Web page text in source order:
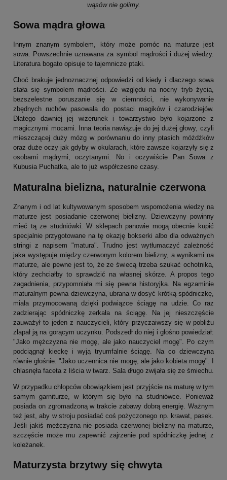
wąsów nie golimy.
Sowa mądra głowa
Innym znanym symbolem, który może pomóc na maturze jest
sowa. Powszechnie uznawana za symbol mądrości i dużej wiedzy.
Literatura bogato opisuje te tajemnicze ptaki.
Choć brakuje jednoznacznej odpowiedzi od kiedy i dlaczego sowa
stała się symbolem mądrości. Ze względu na nocny tryb życia,
bezszelestne poruszanie się w ciemności, nie wykonywanie
zbędnych ruchów pasowała do postaci magików i czarodziejów.
Dlatego dawniej jej wizerunek i towarzystwo było kojarzone z
magicznymi mocami. Inna teoria nawiązuje do jej dużej głowy, czyli
mieszczącej duży mózg w porównaniu do inny ptasich móżdżków
oraz duże oczy jak gdyby w okularach, które zawsze kojarzyły się z
osobami mądrymi, oczytanymi. No i oczywiście Pan Sowa z
Kubusia Puchatka, ale to już współczesne czasy.
Maturalna bielizna, naturalnie czerwona
Znanym i od lat kultywowanym sposobem wspomożenia wiedzy na
maturze jest posiadanie czerwonej bielizny. Dziewczyny powinny
mieć tą ze studniówki. W sklepach panowie mogą obecnie kupić
specjalnie przygotowane na tę okazję bokserki albo dla odważnych
stringi z napisem "matura". Trudno jest wytłumaczyć zależność
jaka występuje między czerwonym kolorem bielizny, a wynikami na
maturze, ale pewne jest to, że ze świecą trzeba szukać ochotnika,
który zechciałby to sprawdzić na własnej skórze. A propos tego
zagadnienia, przypomniała mi się pewna historyjka. Na egzaminie
maturalnym pewna dziewczyna, ubrana w dosyć krótką spódniczkę,
miała przymocowaną dzięki podwiązce ściągę na udzie. Co raz
zadzierając spódniczkę zerkała na ściągę. Na jej nieszczęście
zauważył to jeden z nauczycieli, który przyczaiwszy się w pobliżu
złapał ją na gorącym uczynku. Podszedł do niej i głośno powiedział:
"Jako mężczyzna nie mogę, ale jako nauczyciel mogę". Po czym
podciągnął kieckę i wyją tryumfalnie ściągę. Na co dziewczyna
równie głośnie: "Jako uczennica nie mogę, ale jako kobieta mogę". I
chlasnęła faceta z liścia w twarz. Sala długo zwijała się ze śmiechu.
W przypadku chłopców obowiązkiem jest przyjście na maturę w tym
samym garniturze, w którym się było na studniówce. Ponieważ
posiada on zgromadzoną w trakcie zabawy dobrą energię. Ważnym
też jest, aby w stroju posiadać coś pożyczonego np. krawat, pasek.
Jeśli jakiś mężczyzna nie posiada czerwonej bielizny na maturze,
szczęście może mu zapewnić zajrzenie pod spódniczkę jednej z
koleżanek.
Maturzysta brzytwy się chwyta